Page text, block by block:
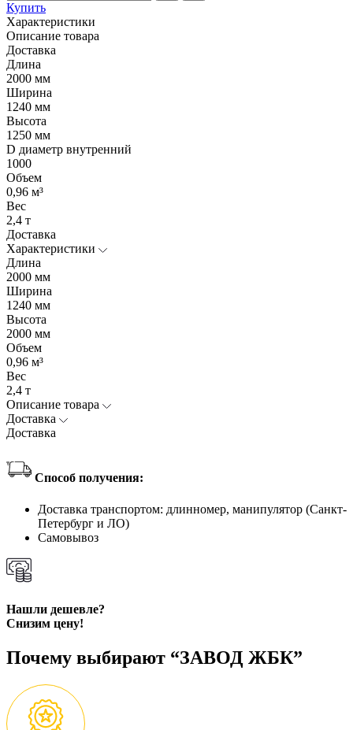
Купить
Характеристики
Описание товара
Доставка
Длина
2000 мм
Ширина
1240 мм
Высота
1250 мм
D диаметр внутренний
1000
Объем
0,96 м³
Вес
2,4 т
Доставка
Характеристики
Длина
2000 мм
Ширина
1240 мм
Высота
2000 мм
Объем
0,96 м³
Вес
2,4 т
Описание товара
Доставка
Доставка
Способ получения:
Доставка транспортом: длинномер, манипулятор (Санкт-
Петербург и ЛО)
Самовывоз
Нашли дешевле?
Снизим цену!
Почему выбирают “ЗАВОД ЖБК”